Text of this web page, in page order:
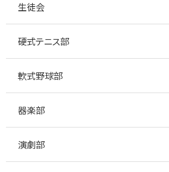
生徒会
硬式テニス部
軟式野球部
器楽部
演劇部